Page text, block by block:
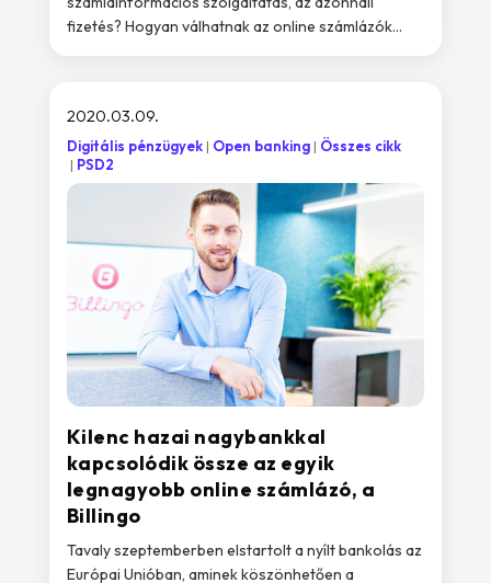
fizetés? Hogyan válhatnak az online számlázók...
Kilenc hazai nagybankkal
kapcsolódik össze az egyik
legnagyobb online számlázó, a
Billingo
2020.03.09.
Digitális pénzügyek Open banking
Összes cikk
PSD2
Tavaly szeptemberben elstartolt a nyílt bankolás az
Európai Unióban, aminek köszönhetően a